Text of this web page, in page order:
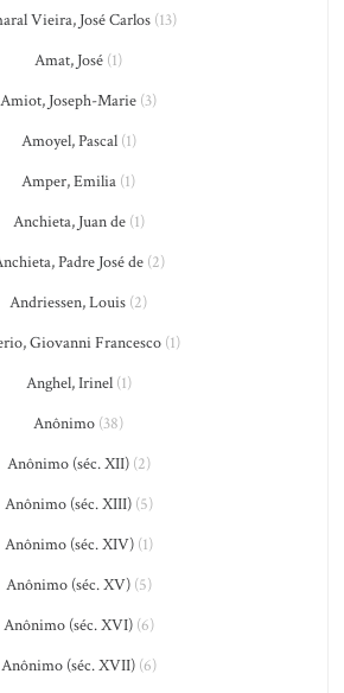
Vieira, José Carlos (13)
Amat, José (1)
Amiot, Joseph-Marie (3)
Amoyel, Pascal(1)
Amper, Emilia (1)
Anchieta, Juan de(1)
Padre José de(2)
Andriessen, Louis (2)
Giovanni Francesco(1)
Anghel, Irinel(1)
Anônimo (38)
Anônimo (séc. XII)(2)
Anônimo (séc. XIII)(5)
Anônimo (séc. XIV)(1)
Anônimo (séc. XV)(5)
Anônimo (séc. XVI)(6)
Anônimo (séc. XVII)(6)